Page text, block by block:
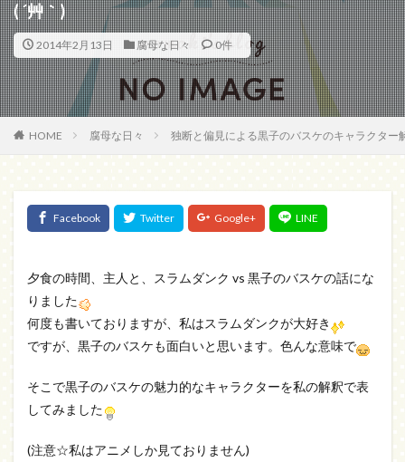
( ´艸｀)
2014年2月13日 腐母な日々 0件
HOME 腐母な日々 独断と偏見による黒子のバスケのキャラクター
夕食の時間、主人と、スラムダンク vs 黒子のバスケの話にな
りました
何度も書いておりますが、私はスラムダンクが大好き
ですが、黒子のバスケも面白いと思います。色んな意味で
そこで黒子のバスケの魅力的なキャラクターを私の解釈で表
してみました
(注意☆私はアニメしか見ておりません)